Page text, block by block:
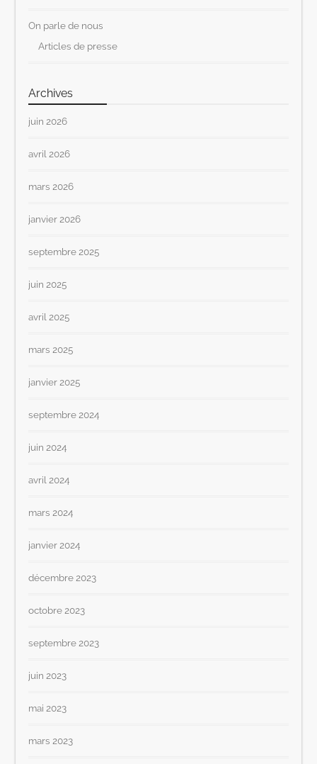
On parle de nous
Articles de presse
Archives
juin 2026
avril 2026
mars 2026
janvier 2026
septembre 2025
juin 2025
avril 2025
mars 2025
janvier 2025
septembre 2024
juin 2024
avril 2024
mars 2024
janvier 2024
décembre 2023
octobre 2023
septembre 2023
juin 2023
mai 2023
mars 2023